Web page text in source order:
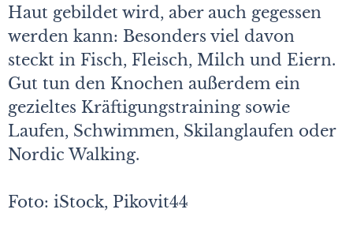
Haut gebildet wird, aber auch gegessen
werden kann: Besonders viel davon
steckt in Fisch, Fleisch, Milch und Eiern.
Gut tun den Knochen außerdem ein
gezieltes Kräftigungstraining sowie
Laufen, Schwimmen, Skilanglaufen oder
Nordic Walking.
Foto: iStock, Pikovit44